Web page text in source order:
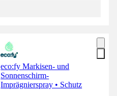
eco:fy Markisen- und
Sonnenschirm-
Imprägnierspray • Schutz